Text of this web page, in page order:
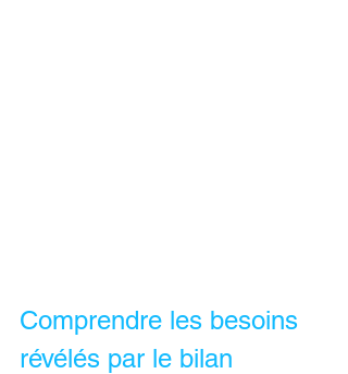
Comprendre les besoins
révélés par le bilan